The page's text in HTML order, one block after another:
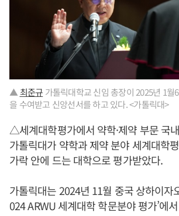
▲ 최준규 가톨릭대학교 신임 총장이 2025년 1월
을 수여받고 신앙선서를 하고 있다. <가톨릭대>
△세계대학평가에서 약학·제약 부문 국
가톨릭대가 약학과 제약 분야 세계대학
가락 안에 드는 대학으로 평가받았다.
가톨릭대는 2024년 11월 중국 상하이자
024 ARWU 세계대학 학문분야 평가’에